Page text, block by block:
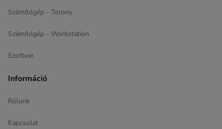
Számítógép - Torony
Számítógép - Workstation
Szoftver
Információ
Rólunk
Kapcsolat